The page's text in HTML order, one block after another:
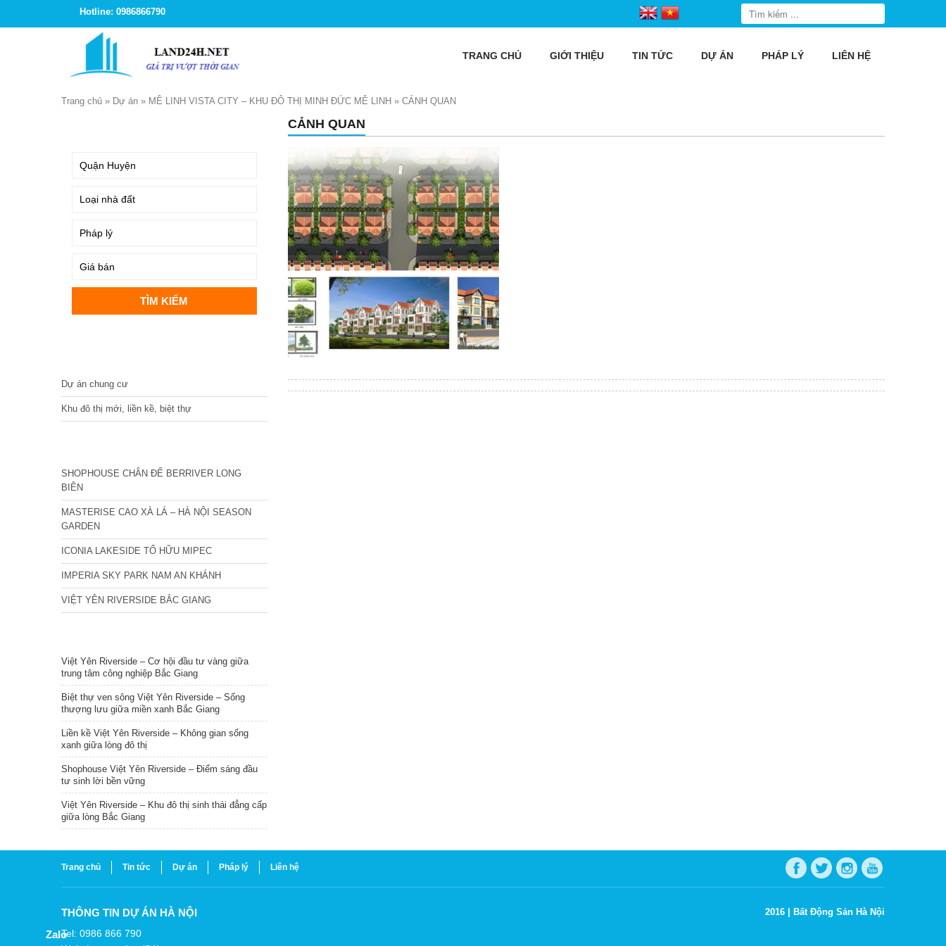
Hotline: 0986866790
TRANG CHỦ GIỚI THIỆU TIN TỨC DỰ ÁN PHÁP LÝ LIÊN HỆ
Trang chủ » Dự án » MÊ LINH VISTA CITY – KHU ĐÔ THỊ MINH ĐỨC MÊ LINH » CẢNH QUAN
CẢNH QUAN
Dự án chung cư
Khu đô thị mới, liền kề, biệt thự
SHOPHOUSE CHÂN ĐẾ BERRIVER LONG
BIÊN
MASTERISE CAO XÀ LÁ – HÀ NỘI SEASON
GARDEN
ICONIA LAKESIDE TỐ HỮU MIPEC
IMPERIA SKY PARK NAM AN KHÁNH
VIỆT YÊN RIVERSIDE BẮC GIANG
Việt Yên Riverside – Cơ hội đầu tư vàng giữa
trung tâm công nghiệp Bắc Giang
Biệt thự ven sông Việt Yên Riverside – Sống
thượng lưu giữa miền xanh Bắc Giang
Liền kề Việt Yên Riverside – Không gian sống
xanh giữa lòng đô thị
Shophouse Việt Yên Riverside – Điểm sáng đầu
tư sinh lời bền vững
Việt Yên Riverside – Khu đô thị sinh thái đẳng cấp
giữa lòng Bắc Giang
Trang chủ Tin tức Dự án Pháp lý Liên hệ
THÔNG TIN DỰ ÁN HÀ NỘI
Tel: 0986 866 790
2016 | Bất Động Sản Hà Nội
Zalo